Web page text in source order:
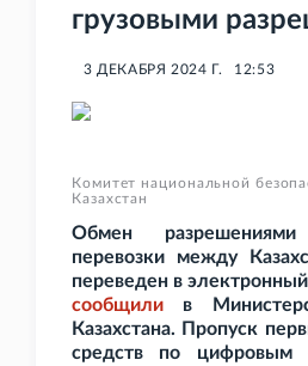
грузовыми
3 ДЕКАБРЯ 2024 Г. 12:53
Комитет национальной
Казахстан
Обмен
перевозки между
переведен в
сообщили в
Казахстана. Пропуск
средств по цифровым